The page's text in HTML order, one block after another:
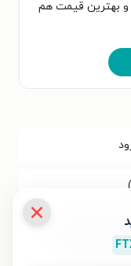
و بهترین قیمت هم
Peppa Pig.